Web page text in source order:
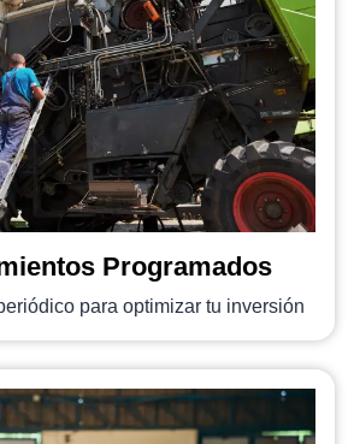
Programados
para optimizar tu inversión